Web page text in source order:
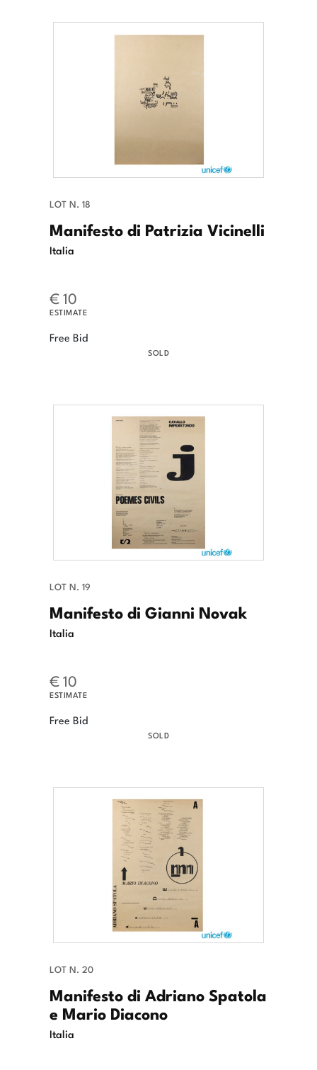
LOT N. 18
Manifesto di Patrizia Vicinelli
Italia
€ 10
ESTIMATE
Free Bid
SOLD
LOT N. 19
Manifesto di Gianni Novak
Italia
€ 10
ESTIMATE
Free Bid
SOLD
LOT N. 20
Manifesto di Adriano Spatola
e Mario Diacono
Italia